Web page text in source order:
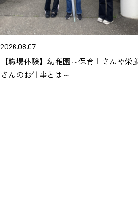
2026.08.07
【職場体験】幼稚園～保育士さんや栄
さんのお仕事とは～